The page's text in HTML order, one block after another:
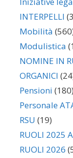
INTERPELLI
Mobilità
Modulistica
NOMINE IN
ORGANICI
Pensioni (180)
Personale
RSU (19)
RUOLI 2025
RUOLI 2026